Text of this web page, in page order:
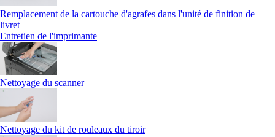
Remplacement de la cartouche d'agrafes dans l'unité de finition de
livret
Entretien de l'imprimante
Nettoyage du scanner
Nettoyage du kit de rouleaux du tiroir